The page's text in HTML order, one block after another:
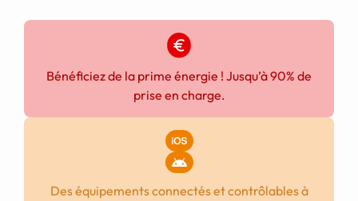
Bénéficiez de la prime énergie ! Jusqu’à 90% de
prise en charge.
Des équipements connectés et contrôlables à